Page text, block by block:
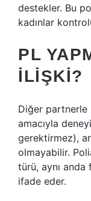
destekler. Bu
kadınlar
PL
ILIŞKI?
Diğer partnerle
amacıyla
gerektirmez),
olmayabilir.
türü, aynı
ifade eder.